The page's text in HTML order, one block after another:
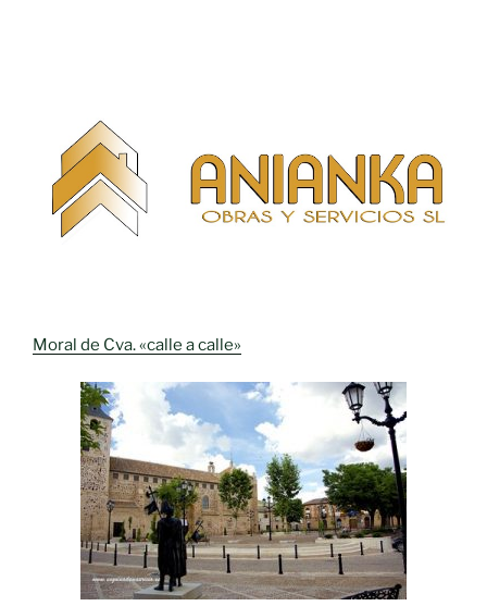
Moral de Cva. «calle a calle»